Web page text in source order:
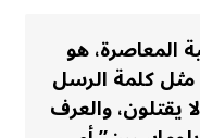
المعاصرة، هو
مثل كلمة الرسل
يقتلون، والعرف